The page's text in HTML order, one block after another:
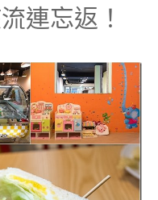
連忘返！
happy88